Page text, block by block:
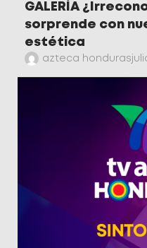
GALERÍA
sorprende con
estética
azteca honduras